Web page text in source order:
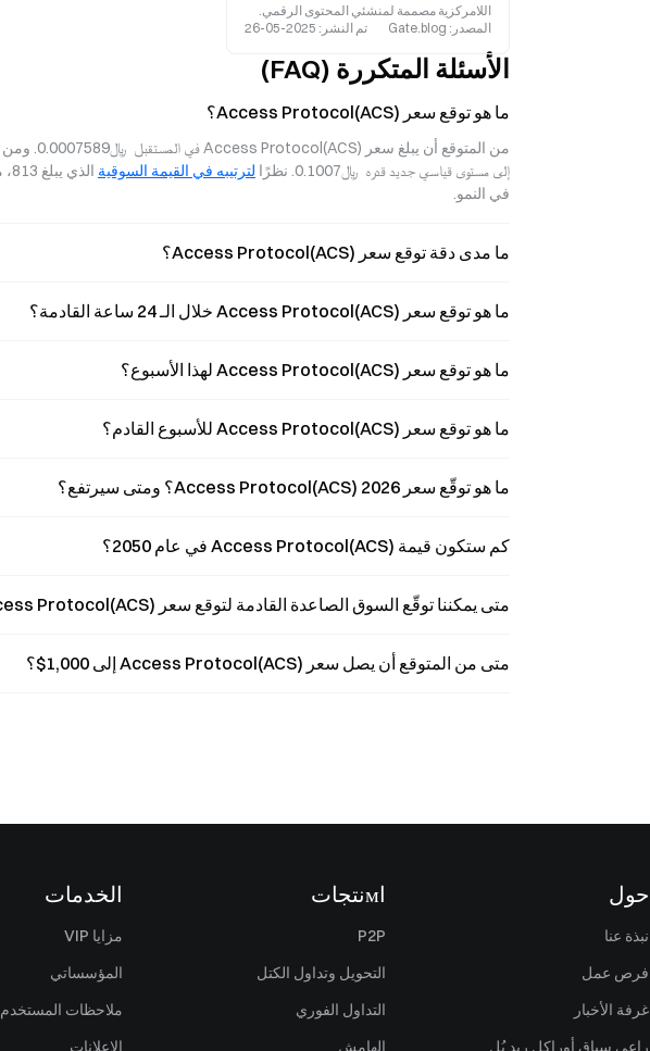
اللامركزية مصممة لمنشئي المحتوى الرقمي.
المصدر :
Gate.blog تم النشر :
2025-05-26
الأسئلة المتكررة (FAQ)
ما هو توقع سعر Access Protocol(ACS)؟
إلى مستوى قياسي جديد قدره  ﷼‎0.1007. نظرًا
لترتيبه في القيمة السوقية
في النمو.
ما مدى دقة توقع سعر Access Protocol(ACS)؟
ما هو توقع سعر Access Protocol(ACS) خلال الـ 24 ساعة القادمة؟
ما هو توقع سعر Access Protocol(ACS) لهذا الأسبوع؟
ما هو توقع سعر Access Protocol(ACS) للأسبوع القادم؟
ما هو توقّع سعر Access Protocol(ACS) 2026؟ ومتى سيرتفع؟
كم ستكون قيمة Access Protocol(ACS) في عام 2050؟
متى يمكننا توقّع السوق الصاعدة القادمة لتوقع سعر Access Protocol(ACS)؟
متى من المتوقع أن يصل سعر Access Protocol(ACS) إلى 1,000$؟
حول
نبذة عنا
فرص عمل
غرفة الأخبار
راعي سباق أوراكل ريد بُل
اмنتجات
P2P
التحويل وتداول الكتل
التداول الفوري
الهامش
الخدمات
مزايا VIP
المؤسساتي
ملاحظات المستخدم
الإعلانات